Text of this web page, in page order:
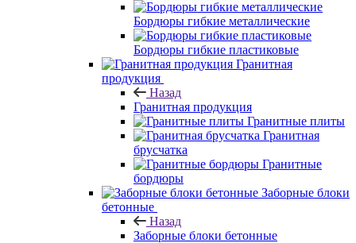
Бордюры гибкие металлические
Бордюры гибкие пластиковые
Гранитная
продукция
Назад
Гранитная продукция
Гранитные плиты
Гранитная
брусчатка
Гранитные
бордюры
Заборные блоки
бетонные
Назад
Заборные блоки бетонные